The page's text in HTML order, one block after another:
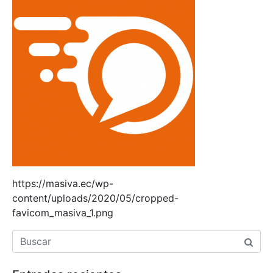
https://masiva.ec/wp-
content/uploads/2020/05/cropped-
favicom_masiva_1.png